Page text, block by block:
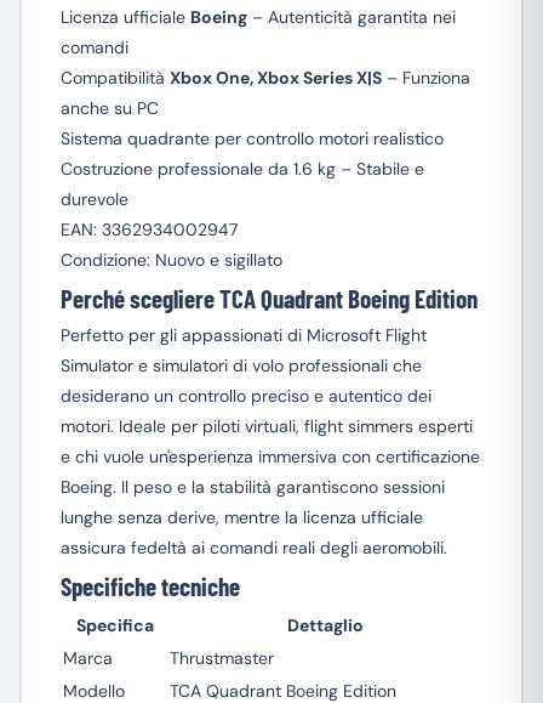
Licenza ufficiale Boeing– Autenticità garantita nei
comandi
Compatibilità Xbox One, Xbox Series X|S– Funziona
anche su PC
Sistema quadrante per controllo motori realistico
Costruzione professionale da 1.6 kg – Stabile e
durevole
EAN: 3362934002947
Condizione: Nuovo e sigillato
Perché scegliere TCA Quadrant Boeing Edition
Perfetto per gli appassionati di Microsoft Flight
Simulator e simulatori di volo professionali che
desiderano un controllo preciso e autentico dei
motori. Ideale per piloti virtuali, flight simmers esperti
e chi vuole un'esperienza immersiva con certificazione
Boeing. Il peso e la stabilità garantiscono sessioni
lunghe senza derive, mentre la licenza ufficiale
assicura fedeltà ai comandi reali degli aeromobili.
Specifiche tecniche
Specifica
Dettaglio
Marca
Thrustmaster
Modello
TCA Quadrant Boeing Edition